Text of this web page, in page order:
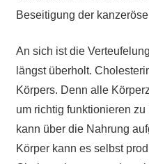
Beseitigung der
An sich ist die
längst überholt.
Körpers. Denn alle
um richtig funktionieren
kann über die Nahrung
Körper kann es selbst